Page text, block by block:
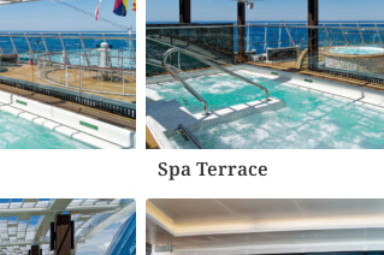
Spa Terrace